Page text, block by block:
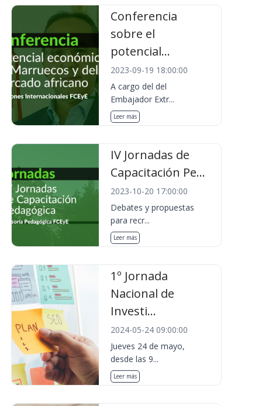
Conferencia
sobre el
potencial...
2023-09-19 18:00:00
A cargo del del
Embajador Extr...
Leer más
IV Jornadas de
Capacitación Pe...
2023-10-20 17:00:00
Debates y propuestas
para recr...
Leer más
1º Jornada
Nacional de
Investi...
2024-05-24 09:00:00
Jueves 24 de mayo,
desde las 9...
Leer más